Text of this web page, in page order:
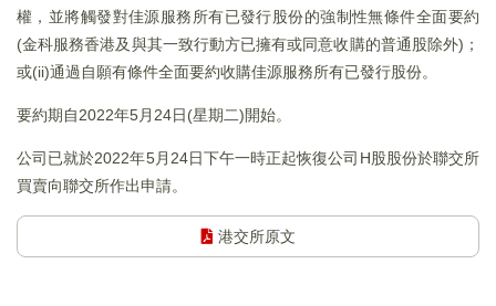
權，並將觸發對佳源服務所有已發行股份的強制性無條件全面要約
(金科服務香港及與其一致行動方已擁有或同意收購的普通股除外)；
或(ii)通過自願有條件全面要約收購佳源服務所有已發行股份。
要約期自2022年5月24日(星期二)開始。
公司已就於2022年5月24日下午一時正起恢復公司H股股份於聯交所
買賣向聯交所作出申請。
港交所原文